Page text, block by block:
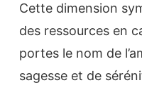
Cette dimension
des ressources en
portes le nom de
sagesse et de